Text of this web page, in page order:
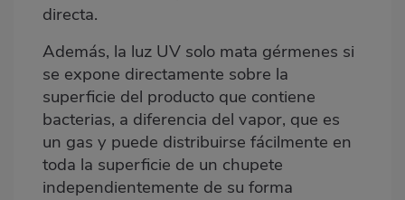
directa.
Además, la luz UV solo mata gérmenes si
se expone directamente sobre la
superficie del producto que contiene
bacterias, a diferencia del vapor, que es
un gas y puede distribuirse fácilmente en
toda la superficie de un chupete
independientemente de su forma